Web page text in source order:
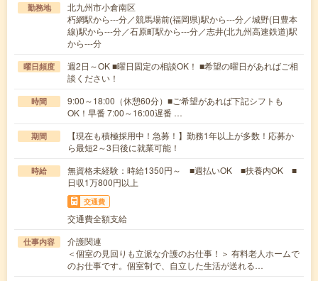
勤務地
北九州市小倉南区
朽網駅から---分／競馬場前(福岡県)駅から---分／城野(日豊本
線)駅から---分／石原町駅から---分／志井(北九州高速鉄道)駅
から---分
曜日頻度
週2日～OK ■曜日固定の相談OK！ ■希望の曜日があればご相
談ください！
時間
9:00～18:00（休憩60分）■ご希望があれば下記シフトも
OK！早番 7:00～16:00遅番 …
期間
【現在も積極採用中！急募！】勤務1年以上が多数！応募か
ら最短2～3日後に就業可能！
時給
無資格未経験：時給1350円～ ■週払いOK ■扶養内OK ■
日収1万800円以上
交通費
交通費全額支給
仕事内容
介護関連
＜個室の見回りも立派な介護のお仕事！＞ 有料老人ホームで
のお仕事です。個室制で、自立した生活が送れる…